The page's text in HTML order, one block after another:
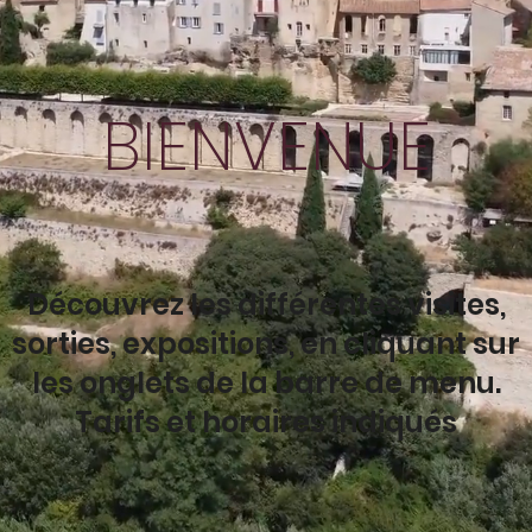
BIENVENUE
Découvrez les différentes visites,
sorties, expositions, en cliquant sur
les onglets de la barre de menu.
Tarifs et horaires indiqués